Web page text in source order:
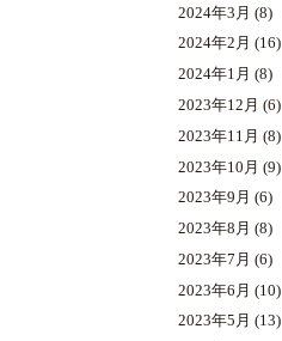
2024年3月 (8)
2024年2月 (16)
2024年1月 (8)
2023年12月 (6)
2023年11月 (8)
2023年10月 (9)
2023年9月 (6)
2023年8月 (8)
2023年7月 (6)
2023年6月 (10)
2023年5月 (13)